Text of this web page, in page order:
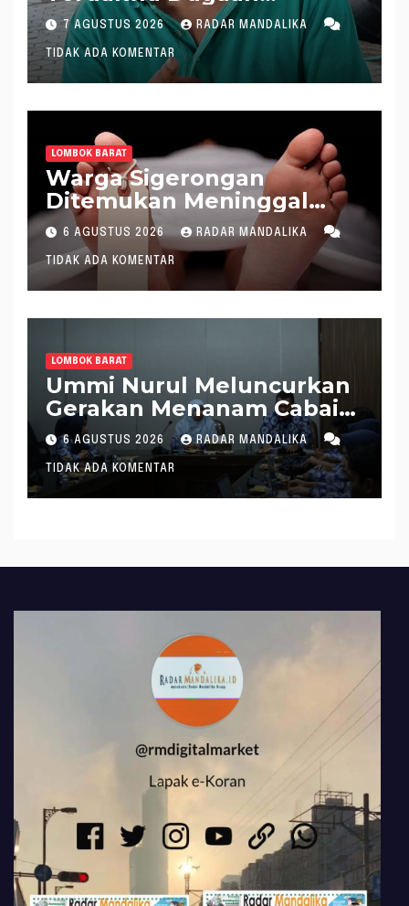
Gratifikasi Dana “Siluman”
DPRD NTB, Najamudin
Sebut Putusan Hakim
Aneh dan Ganjil, Bakal
Lapor Hakim Tipikor
Mataram ke MA
7 AGUSTUS 2026 RADAR MANDALIKA
TIDAK ADA KOMENTAR
LOMBOK BARAT
Warga Sigerongan
Ditemukan Meninggal
saat Setrum Ikan di
Sungai
6 AGUSTUS 2026 RADAR MANDALIKA
TIDAK ADA KOMENTAR
LOMBOK BARAT
Ummi Nurul Meluncurkan
Gerakan Menanam Cabai
Tangani Inflasi
6 AGUSTUS 2026 RADAR MANDALIKA
TIDAK ADA KOMENTAR